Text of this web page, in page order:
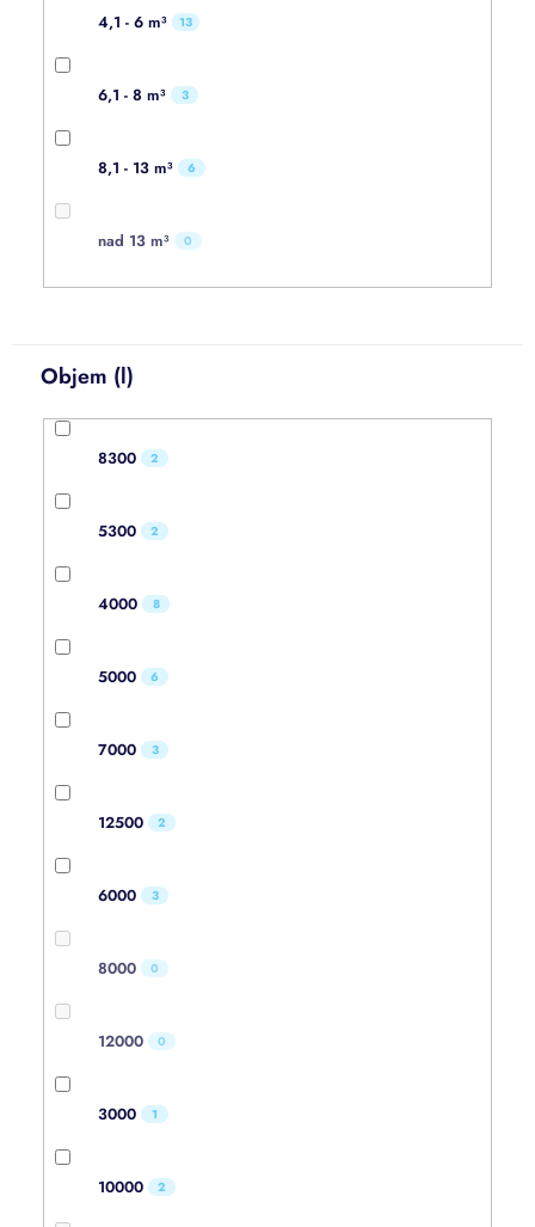
4,1 - 6 m³ 13
6,1 - 8 m³ 3
8,1 - 13 m³ 6
nad 13 m³ 0
Objem (l)
8300 2
5300 2
4000 8
5000 6
7000 3
12500 2
6000 3
8000 0
12000 0
3000 1
10000 2